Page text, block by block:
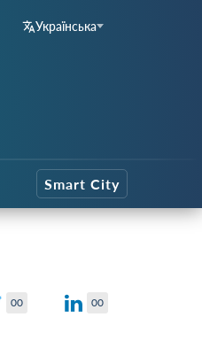
Українська
Smart City
00 00